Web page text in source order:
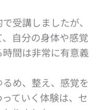
受講しましたが、
自分の身体や感覚
間は非常に有意義
め、整え、感覚を
ていく体験は、セ